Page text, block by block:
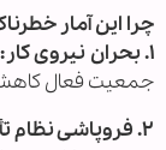
چرا این آمار
۱. بحران نیروی کار:
جمعیت فعال
۲. فروپاشی نظام تأمین اجتماعی: